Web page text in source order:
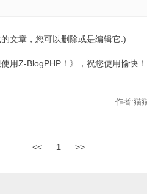
文章，您可以删除或是编辑它:)
用Z-BlogPHP！》，祝您使用愉快！
作者:猫
<< 1 >>